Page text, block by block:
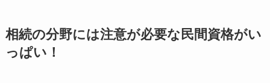
相続の分野には注意が必要な民間資格がい
っぱい！